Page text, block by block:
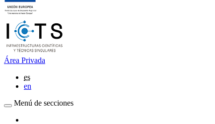
Área Privada
es
en
Menú de secciones